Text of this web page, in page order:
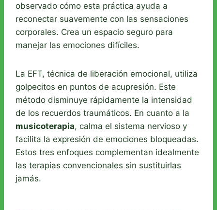
observado cómo esta práctica ayuda a
reconectar suavemente con las sensaciones
corporales. Crea un espacio seguro para
manejar las emociones difíciles.
La EFT, técnica de liberación emocional, utiliza
golpecitos en puntos de acupresión. Este
método disminuye rápidamente la intensidad
de los recuerdos traumáticos. En cuanto a la
musicoterapia, calma el sistema nervioso y
facilita la expresión de emociones bloqueadas.
Estos tres enfoques complementan idealmente
las terapias convencionales sin sustituirlas
jamás.